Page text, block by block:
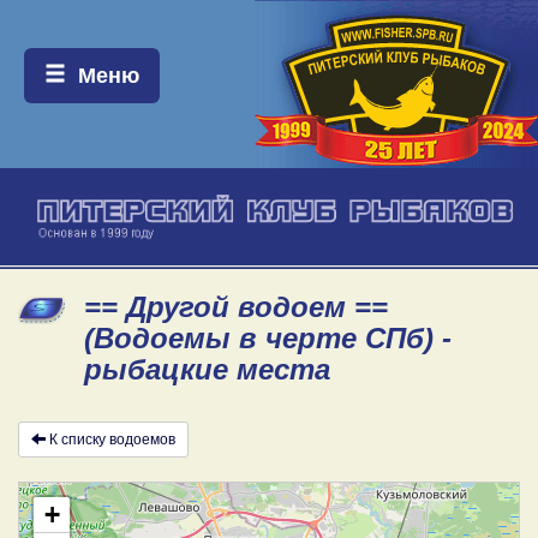
Меню:
Меню
== Другой водоем ==
(Водоемы в черте СПб) -
рыбацкие места
К списку водоемов
+